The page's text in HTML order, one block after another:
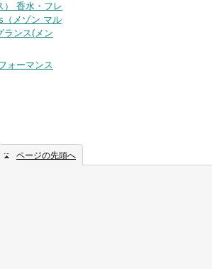
） 香水・フレ
（メゾン マル
ランス(メン
ォーマンス
ページの先頭へ